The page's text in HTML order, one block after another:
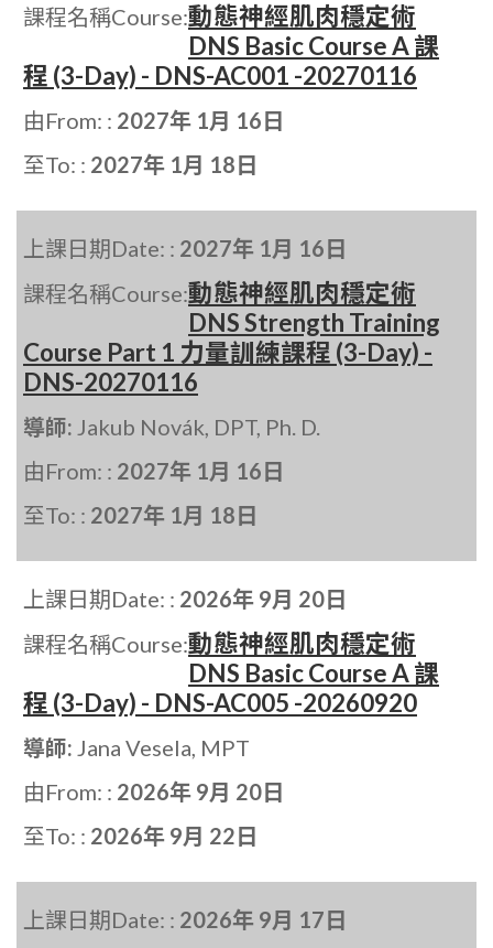
課程名稱Course:動態神經肌肉穩定術
DNS Basic Course A 課
程 (3-Day) - DNS-AC001 -20270116
由From: : 2027年 1月 16日
至To: : 2027年 1月 18日
上課日期Date: : 2027年 1月 16日
課程名稱Course:動態神經肌肉穩定術
DNS Strength Training
Course Part 1 力量訓練課程 (3-Day) -
DNS-20270116
導師: Jakub Novák, DPT, Ph. D.
由From: : 2027年 1月 16日
至To: : 2027年 1月 18日
上課日期Date: : 2026年 9月 20日
課程名稱Course:動態神經肌肉穩定術
DNS Basic Course A 課
程 (3-Day) - DNS-AC005 -20260920
導師: Jana Vesela, MPT
由From: : 2026年 9月 20日
至To: : 2026年 9月 22日
上課日期Date: : 2026年 9月 17日